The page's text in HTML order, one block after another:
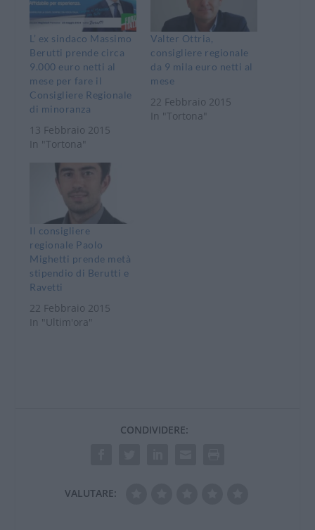
L’ ex sindaco Massimo
Berutti prende circa
9.000 euro netti al
mese per fare il
Consigliere Regionale
di minoranza
13 Febbraio 2015
In "Tortona"
Valter Ottria,
consigliere regionale
da 9 mila euro netti al
mese
22 Febbraio 2015
In "Tortona"
Il consigliere
regionale Paolo
Mighetti prende metà
stipendio di Berutti e
Ravetti
22 Febbraio 2015
In "Ultim'ora"
CONDIVIDERE:
VALUTARE: